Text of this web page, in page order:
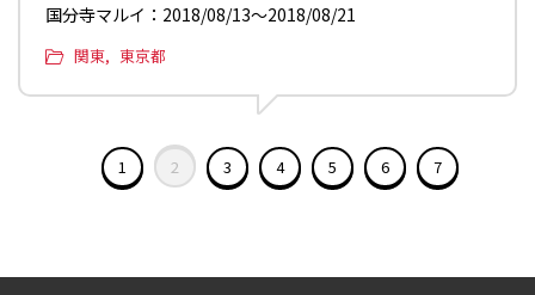
国分寺マルイ：2018/08/13〜2018/08/21
関東 東京都
1 2 3 4 5 6 7